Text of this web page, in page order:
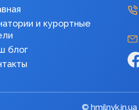
и курортные
блог
©